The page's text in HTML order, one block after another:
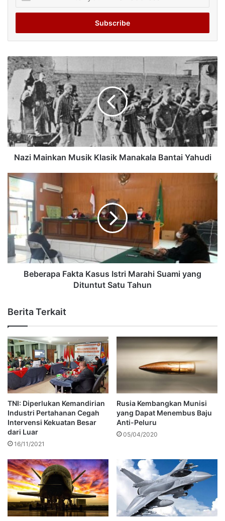
your
Email
Nazi Mainkan Musik Klasik Manakala Bantai Yahudi
Beberapa Fakta Kasus Istri Marahi Suami yang
Dituntut Satu Tahun
Berita Terkait
TNI: Diperlukan Kemandirian
Industri Pertahanan Cegah
Intervensi Kekuatan Besar
dari Luar
16/11/2021
Rusia Kembangkan Munisi
yang Dapat Menembus Baju
Anti-Peluru
05/04/2020